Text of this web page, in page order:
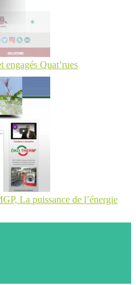
engagés Quat’rues
La puissance de l’énergie